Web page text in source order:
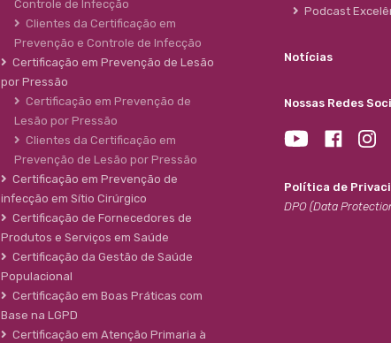
Controle de Infecção
Clientes da Certificação em
Prevenção e Controle de Infecção
Certificação em Prevenção de Lesão
por Pressão
Certificação em Prevenção de
Lesão por Pressão
Clientes da Certificação em
Prevenção de Lesão por Pressão
Certificação em Prevenção de
infecção em Sítio Cirúrgico
Certificação de Fornecedores de
Produtos e Serviços em Saúde
Certificação da Gestão de Saúde
Populacional
Certificação em Boas Práticas com
Base na LGPD
Certificação em Atenção Primaria à
Podcast
Notícias
Nossas Redes
Política de
DPO (Data